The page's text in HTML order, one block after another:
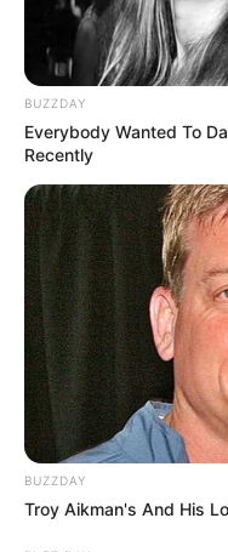
BUZZDAY
Everybody Wanted To
Recently
BUZZDAY
Troy Aikman's And His